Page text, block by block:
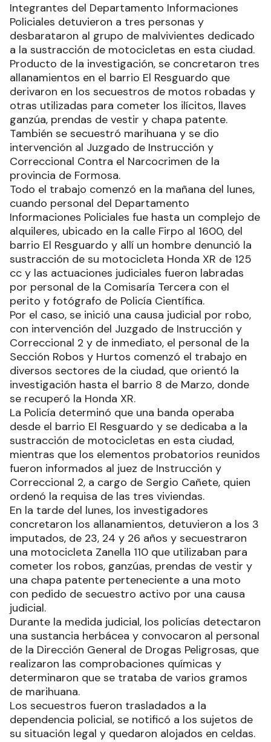
Integrantes del Departamento Informaciones
Policiales detuvieron a tres personas y
desbarataron al grupo de malvivientes dedicado
a la sustracción de motocicletas en esta ciudad.
Producto de la investigación, se concretaron tres
allanamientos en el barrio El Resguardo que
derivaron en los secuestros de motos robadas y
otras utilizadas para cometer los ilícitos, llaves
ganzúa, prendas de vestir y chapa patente.
También se secuestró marihuana y se dio
intervención al Juzgado de Instrucción y
Correccional Contra el Narcocrimen de la
provincia de Formosa.
Todo el trabajo comenzó en la mañana del lunes,
cuando personal del Departamento
Informaciones Policiales fue hasta un complejo de
alquileres, ubicado en la calle Firpo al 1600, del
barrio El Resguardo y allí un hombre denunció la
sustracción de su motocicleta Honda XR de 125
cc y las actuaciones judiciales fueron labradas
por personal de la Comisaría Tercera con el
perito y fotógrafo de Policía Científica.
Por el caso, se inició una causa judicial por robo,
con intervención del Juzgado de Instrucción y
Correccional 2 y de inmediato, el personal de la
Sección Robos y Hurtos comenzó el trabajo en
diversos sectores de la ciudad, que orientó la
investigación hasta el barrio 8 de Marzo, donde
se recuperó la Honda XR.
La Policía determinó que una banda operaba
desde el barrio El Resguardo y se dedicaba a la
sustracción de motocicletas en esta ciudad,
mientras que los elementos probatorios reunidos
fueron informados al juez de Instrucción y
Correccional 2, a cargo de Sergio Cañete, quien
ordenó la requisa de las tres viviendas.
En la tarde del lunes, los investigadores
concretaron los allanamientos, detuvieron a los 3
imputados, de 23, 24 y 26 años y secuestraron
una motocicleta Zanella 110 que utilizaban para
cometer los robos, ganzúas, prendas de vestir y
una chapa patente perteneciente a una moto
con pedido de secuestro activo por una causa
judicial.
Durante la medida judicial, los policías detectaron
una sustancia herbácea y convocaron al personal
de la Dirección General de Drogas Peligrosas, que
realizaron las comprobaciones químicas y
determinaron que se trataba de varios gramos
de marihuana.
Los secuestros fueron trasladados a la
dependencia policial, se notificó a los sujetos de
su situación legal y quedaron alojados en celdas.